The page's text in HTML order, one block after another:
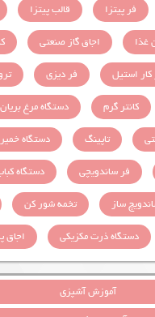
فر پیتزا قالب پیتزا
غذا اجاق گاز صنعتی
کار استیل فر دیزی
کانتر گرم
دستگاه مرغ بریان
تاپینگ
دستگاه
فر ساندویچی
دستگاه
ساز تخمه شور کن
دستگاه ذرت مکزیکی اجاق
آموزش آشپزی